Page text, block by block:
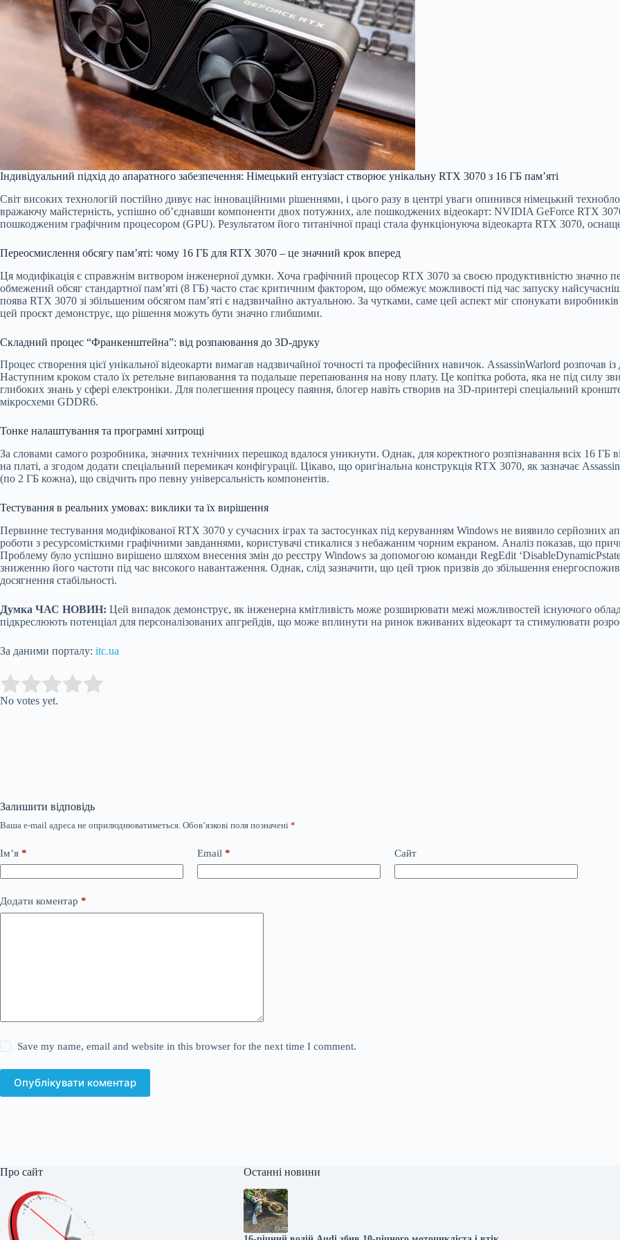
Індивідуальний підхід до апаратного забезпечення: Німецький ентузіаст створює унікальну RTX 3070 з 16 ГБ пам’яті
Світ високих технологій постійно дивує нас інноваційними рішеннями, і цього разу в центрі уваги опинився німецький
вражаючу майстерність, успішно об’єднавши компоненти двох потужних, але пошкоджених відеокарт: NVIDIA GeForce RTX
пошкодженим графічним процесором (GPU). Результатом його титанічної праці стала функціонуюча відеокарта RTX 3070,
Переосмислення обсягу пам’яті: чому 16 ГБ для RTX 3070 – це значний крок вперед
Ця модифікація є справжнім витвором інженерної думки. Хоча графічний процесор RTX 3070 за своєю продуктивністю значно
обмежений обсяг стандартної пам’яті (8 ГБ) часто стає критичним фактором, що обмежує можливості під час запуску
поява RTX 3070 зі збільшеним обсягом пам’яті є надзвичайно актуальною. За чутками, саме цей аспект міг спонукати
цей проєкт демонструє, що рішення можуть бути значно глибшими.
Складний процес “Франкенштейна”: від розпаювання до 3D-друку
Процес створення цієї унікальної відеокарти вимагав надзвичайної точності та професійних навичок. AssassinWarlord розпочав
Наступним кроком стало їх ретельне випаювання та подальше перепаювання на нову плату. Це копітка робота, яка не під силу
глибоких знань у сфері електроніки. Для полегшення процесу паяння, блогер навіть створив на 3D-принтері спеціальний
мікросхеми GDDR6.
Тонке налаштування та програмні хитрощі
За словами самого розробника, значних технічних перешкод вдалося уникнути. Однак, для коректного розпізнавання всіх 16 ГБ
на платі, а згодом додати спеціальний перемикач конфігурації. Цікаво, що оригінальна конструкція RTX 3070, як зазначає
(по 2 ГБ кожна), що свідчить про певну універсальність компонентів.
Тестування в реальних умовах: виклики та їх вирішення
Первинне тестування модифікованої RTX 3070 у сучасних іграх та застосунках під керуванням Windows не виявило серйозних
роботи з ресурсомісткими графічними завданнями, користувачі стикалися з небажаним чорним екраном. Аналіз показав, що
Проблему було успішно вирішено шляхом внесення змін до реєстру Windows за допомогою команди RegEdit
зниженню його частоти під час високого навантаження. Однак, слід зазначити, що цей трюк призвів до збільшення
досягнення стабільності.
Думка ЧАС НОВИН: Цей випадок демонструє, як інженерна кмітливість може розширювати межі можливостей існуючого
підкреслюють потенціал для персоналізованих апгрейдів, що може вплинути на ринок вживаних відеокарт та стимулювати
За даними порталу: itc.ua
Rate this item:
No votes yet.
Залишити відповідь
Ваша e-mail адреса не оприлюднюватиметься. Обов’язкові поля позначені *
Ім’я * Email * Сайт
Додати коментар *
Save my name, email and website in this browser for the next time I comment.
Опублікувати коментар
Про сайт Останні новини